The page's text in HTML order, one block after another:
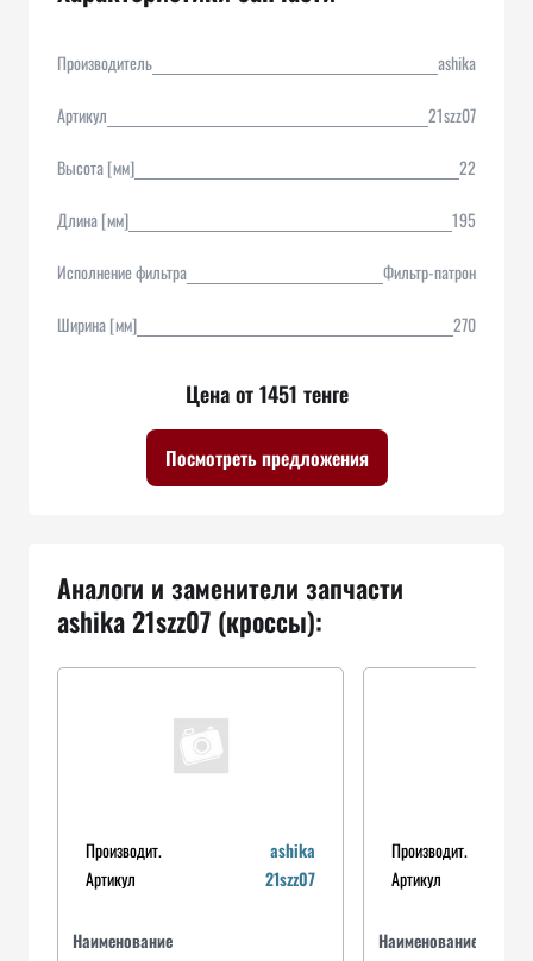
Производитель ashika
Артикул 21szz07
Высота [мм] 22
Длина [мм] 195
Исполнение фильтра Фильтр-патрон
Ширина [мм] 270
Цена от 1451 тенге
Посмотреть предложения
Аналоги и заменители запчасти
ashika 21szz07 (кроссы):
Производит.
ashika
Артикул
21szz07
Наименование
Производит.
Артикул
Наименование